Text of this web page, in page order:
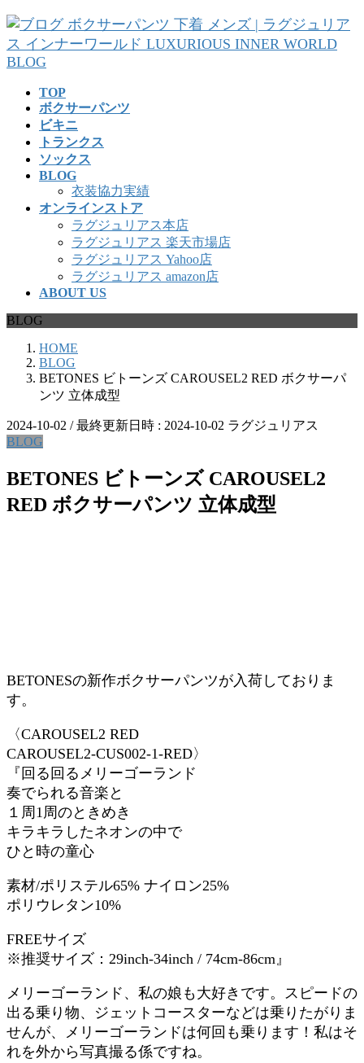
コ
ン
テ
ン
ナ
ビ
ゲ
ー
TOP
ボクサーパンツ
ビキニ
トランクス
ソックス
BLOG
衣装協力実績
オンラインストア
ラグジュリアス本店
ラグジュリアス 楽天市場店
ラグジュリアス Yahoo店
ラグジュリアス amazon店
ABOUT US
BLOG
HOME
BLOG
BETONES ビトーンズ CAROUSEL2 RED ボクサーパ
ンツ 立体成型
2024-10-02 / 最終更新日時 : 2024-10-02 ラグジュリアス
BLOG
BETONES ビトーンズ CAROUSEL2
RED ボクサーパンツ 立体成型
BETONESの新作ボクサーパンツが入荷しておりま
す。
〈CAROUSEL2 RED
CAROUSEL2-CUS002-1-RED〉
『回る回るメリーゴーランド
奏でられる音楽と
１周1周のときめき
キラキラしたネオンの中で
ひと時の童心
素材/ポリステル65% ナイロン25%
ポリウレタン10%
FREEサイズ
※推奨サイズ：29inch-34inch / 74cm-86cm』
メリーゴーランド、私の娘も大好きです。スピードの
出る乗り物、ジェットコースターなどは乗りたがりま
せんが、メリーゴーランドは何回も乗ります！私はそ
れを外から写真撮る係ですね。